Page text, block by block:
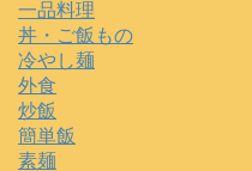
一品料理
丼・ご飯もの
冷やし麺
外食
炒飯
簡単飯
素麺